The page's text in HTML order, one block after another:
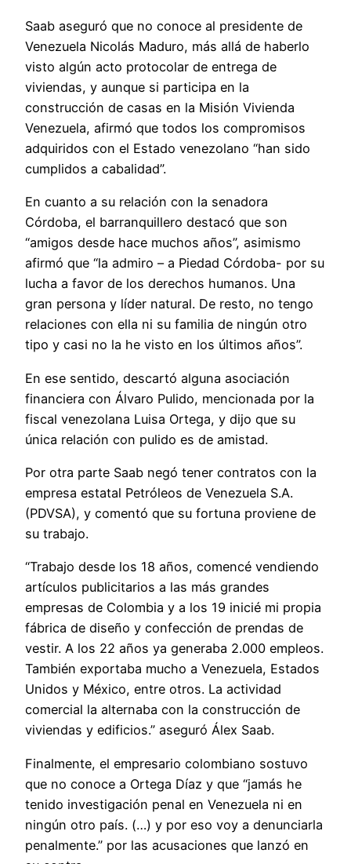
Saab aseguró que no conoce al presidente de
Venezuela Nicolás Maduro, más allá de haberlo
visto algún acto protocolar de entrega de
viviendas, y aunque si participa en la
construcción de casas en la Misión Vivienda
Venezuela, afirmó que todos los compromisos
adquiridos con el Estado venezolano “han sido
cumplidos a cabalidad”.
En cuanto a su relación con la senadora
Córdoba, el barranquillero destacó que son
“amigos desde hace muchos años”, asimismo
afirmó que “la admiro – a Piedad Córdoba- por su
lucha a favor de los derechos humanos. Una
gran persona y líder natural. De resto, no tengo
relaciones con ella ni su familia de ningún otro
tipo y casi no la he visto en los últimos años”.
En ese sentido, descartó alguna asociación
financiera con Álvaro Pulido, mencionada por la
fiscal venezolana Luisa Ortega, y dijo que su
única relación con pulido es de amistad.
Por otra parte Saab negó tener contratos con la
empresa estatal Petróleos de Venezuela S.A.
(PDVSA), y comentó que su fortuna proviene de
su trabajo.
“Trabajo desde los 18 años, comencé vendiendo
artículos publicitarios a las más grandes
empresas de Colombia y a los 19 inicié mi propia
fábrica de diseño y confección de prendas de
vestir. A los 22 años ya generaba 2.000 empleos.
También exportaba mucho a Venezuela, Estados
Unidos y México, entre otros. La actividad
comercial la alternaba con la construcción de
viviendas y edificios.” aseguró Álex Saab.
Finalmente, el empresario colombiano sostuvo
que no conoce a Ortega Díaz y que “jamás he
tenido investigación penal en Venezuela ni en
ningún otro país. (…) y por eso voy a denunciarla
penalmente.” por las acusaciones que lanzó en